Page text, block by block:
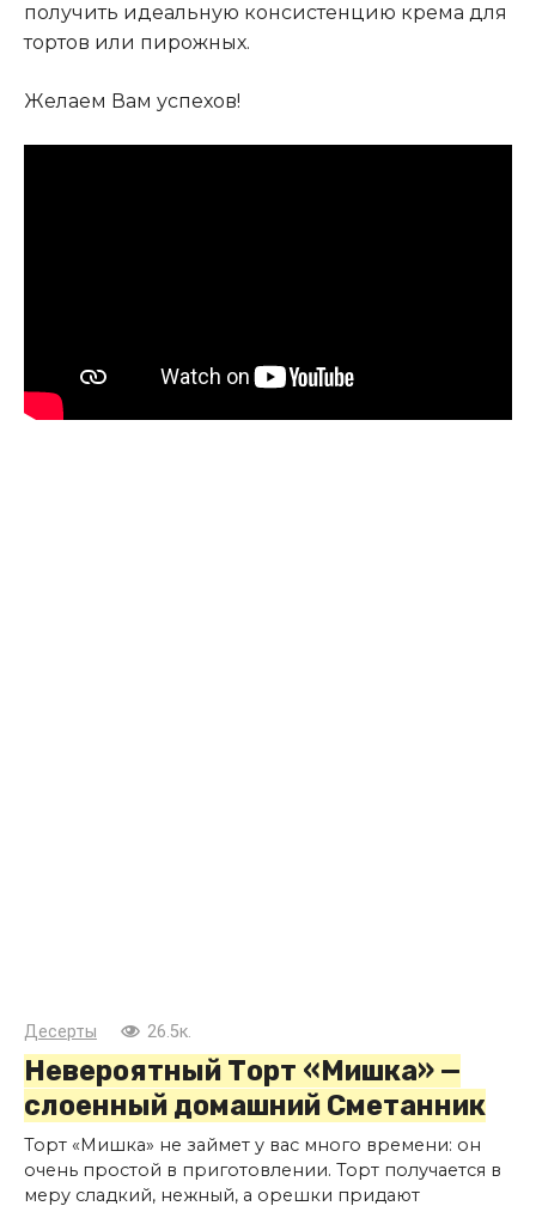
получить идеальную консистенцию крема для
тортов или пирожных.
Желаем Вам успехов!
Десерты 26.5к.
Невероятный Торт «Мишка» —
слоенный домашний Сметанник
Торт «Мишка» не займет у вас много времени: он
очень простой в приготовлении. Торт получается в
меру сладкий, нежный, а орешки придают